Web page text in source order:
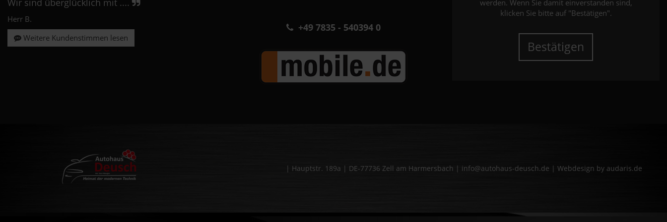
Wir sind überglücklich mit ....
Herr B.
Weitere Kundenstimmen lesen
+49 7835 - 540394 0
werden. Wenn Sie damit einverstanden sind,
klicken Sie bitte auf "Bestätigen".
Bestätigen
| Hauptstr. 189a | DE-77736 Zell am Harmersbach | info@autohaus-deusch.de | Webdesign by audaris.de